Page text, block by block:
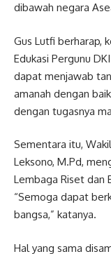
dibawah negara
Gus Lutfi berharap,
Edukasi Pergunu
dapat menjawab
amanah dengan
dengan tugasnya
Sementara itu,
Leksono, M.Pd,
Lembaga Riset dan
“Semoga dapat
bangsa,” katanya.
Hal yang sama